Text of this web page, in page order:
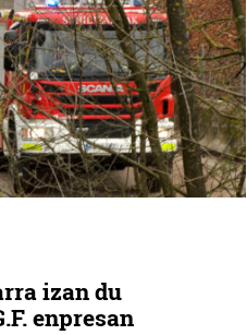
izan du
enpresan